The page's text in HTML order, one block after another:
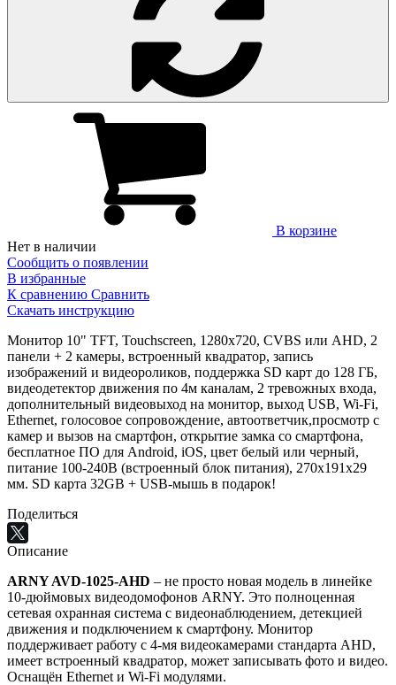
В корзине
Нет в наличии
Сообщить о появлении
В избранные
К сравнению Сравнить
Скачать инструкцию
Монитор 10" TFT, Touchscreen, 1280х720, CVBS или AHD, 2
панели + 2 камеры, встроенный квадратор, запись
изображений и видеороликов, поддержка SD карт до 128 ГБ,
видеодетектор движения по 4м каналам, 2 тревожных входа,
дополнительный видеовыход на монитор, выход USB, Wi-Fi,
Ethernet, голосовое сопровождение, автоответчик,просмотр с
камер и вызов на смартфон, открытие замка со смартфона,
бесплатное ПО для Android, iOS, цвет белый или черный,
питание 100-240В (встроенный блок питания), 270x191x29
мм. SD карта 32GB + USB-мышь в подарок!
Поделиться
Описание
ARNY AVD-1025-AHD – не просто новая модель в линейке
10-дюймовых видеодомофонов ARNY. Это полноценная
сетевая охранная система с видеонаблюдением, детекцией
движения и подключением к смартфону. Монитор
поддерживает работу с 4-мя видеокамерами стандарта AHD,
имеет встроенный квадратор, может записывать фото и видео.
Оснащён Ethernet и Wi-Fi модулями.